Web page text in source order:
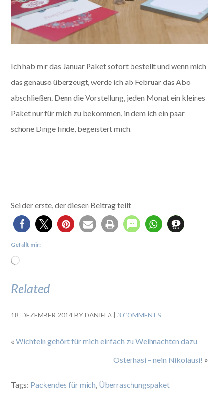
Ich hab mir das Januar Paket sofort bestellt und wenn mich
das genauso überzeugt, werde ich ab Februar das Abo
abschließen. Denn die Vorstellung, jeden Monat ein kleines
Paket nur für mich zu bekommen, in dem ich ein paar
schöne Dinge finde, begeistert mich.
Sei der erste, der diesen Beitrag teilt
Gefällt mir:
Related
18. DEZEMBER 2014BYDANIELA |3 COMMENTS
«Wichteln gehört für mich einfach zu Weihnachten dazu
Osterhasi – nein Nikolausi! »
Tags: Packendes für mich Überraschungspaket